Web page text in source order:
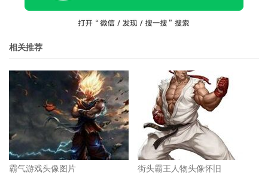
相关推荐
霸气游戏头像图片 街头霸王人物头像怀旧